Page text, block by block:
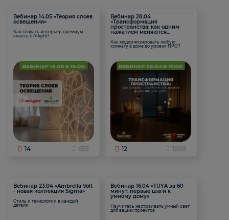
Вебинар 14.05 «Теория слоев
освещения»
Как создать интерьер премиум-
класса с Arlight?
14 655
Вебинар 28.04
«Трансформация
пространства: как одним
нажатием меняются
Как модернизировать любую
комнату в доме до уровня ПРО?
12 1009
Вебинар 23.04 «Ambrella Volt
- новая коллекция Sigma»
Стиль и технологии в каждой
детали
Вебинар 16.04 «TUYA за 60
минут: первые шаги к
умному дому»
Научитесь настраивать умный свет
для ваших проектов